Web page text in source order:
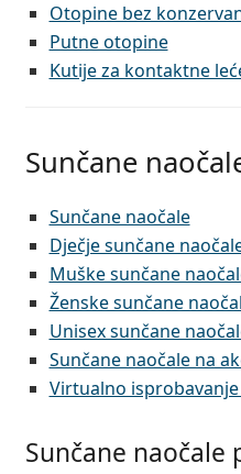
Otopine bez
Putne otopine
Kutije za kontaktne
Sunčane
Sunčane naočale
Dječje sunčane
Muške sunčane
Ženske sunčane
Unisex sunčane
Sunčane naočale na
Virtualno
Sunčane naočale